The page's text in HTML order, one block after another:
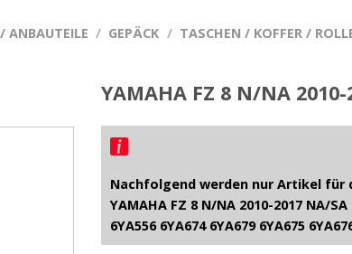
ANBAUTEILE / GEPÄCK / TASCHEN / KOFFER /
YAMAHA FZ 8 N/NA 2010-
Nachfolgend werden nur Artikel
YAMAHA FZ 8 N/NA 2010-2017 NA/SA
6YA556 6YA674 6YA679 6YA675